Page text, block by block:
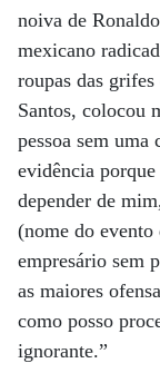
noiva de
mexicano
roupas das
Santos, colocou
pessoa sem uma
evidência
depender de
(nome do
empresário sem
as maiores
como posso
ignorante.”